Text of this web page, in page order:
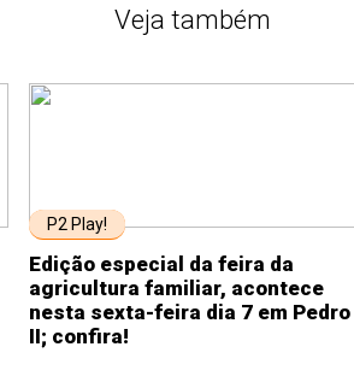
Veja também
P2 Play!
Edição especial da feira da
agricultura familiar, acontece
nesta sexta-feira dia 7 em Pedro
II; confira!